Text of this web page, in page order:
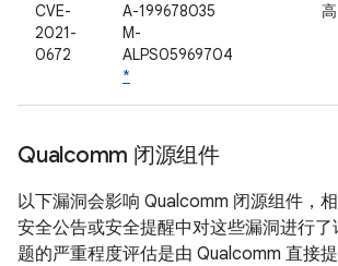
CVE-
2021-
0672
A-199678035
M-
ALPS05969704
*
高
Qualcomm 闭源组件
以下漏洞会影响 Qualcomm 闭源组件，
安全公告或安全提醒中对这些漏洞进行了
题的严重程度评估是由 Qualcomm 直接提